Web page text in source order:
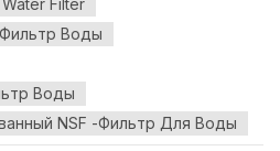
Filter
Фильтр Воды
Воды
NSF -фильтр Для Воды